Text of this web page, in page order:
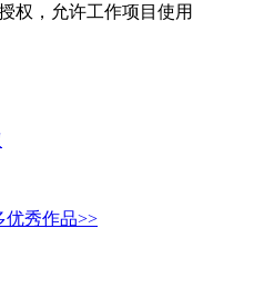
权，允许工作项目使用
优秀作品>>